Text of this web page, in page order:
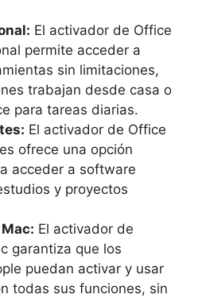
El activador de Office
permite acceder a
sin limitaciones,
trabajan desde casa o
para tareas diarias.
El activador de Office
ofrece una opción
acceder a software
y proyectos
El activador de
garantiza que los
puedan activar y usar
todas sus funciones, sin